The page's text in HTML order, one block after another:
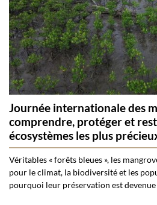
Journée internationale des
comprendre, protéger et
écosystèmes les plus
Véritables « forêts bleues », les
pour le climat, la biodiversité et les
pourquoi leur préservation est